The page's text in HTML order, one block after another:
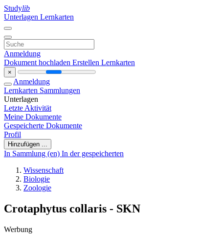
Studylib
Unterlagen Lernkarten
Anmeldung
Dokument hochladen Erstellen Lernkarten
×
Anmeldung
Lernkarten Sammlungen
Unterlagen
Letzte Aktivität
Meine Dokumente
Gespeicherte Dokumente
Profil
Hinzufügen ...
In Sammlung (en) In der gespeicherten
Wissenschaft
Biologie
Zoologie
Crotaphytus collaris - SKN
Werbung